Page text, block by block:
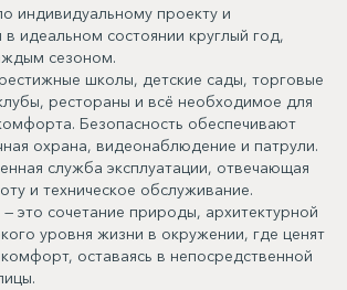
индивидуальному проекту и
идеальном состоянии круглый год,
сезоном.
школы, детские сады, торговые
рестораны и всё необходимое для
Безопасность обеспечивают
охрана, видеонаблюдение и патрули.
служба эксплуатации, отвечающая
и техническое обслуживание.
это сочетание природы, архитектурной
уровня жизни в окружении, где ценят
оставаясь в непосредственной